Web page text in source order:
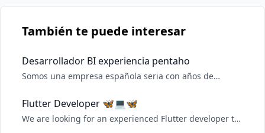
También te puede interesar
Desarrollador BI experiencia pentaho
Somos una empresa española seria con años de
miedo de salir de su zona de confort. Salario
competitivo, incorporación inmediata, entrevista rápida
con respuesta en menos de 24h
Flutter Developer 🦋💻🦋
We are looking for an experienced Flutter developer to